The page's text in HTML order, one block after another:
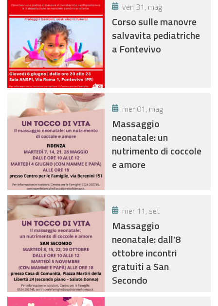
ven 31, mag
Corso sulle manovre
salvavita pediatriche
a Fontevivo
mer 01, mag
Massaggio
neonatale: un
nutrimento di coccole
e amore
mer 11, set
Massaggio
neonatale: dall'8
ottobre incontri
gratuiti a San
Secondo